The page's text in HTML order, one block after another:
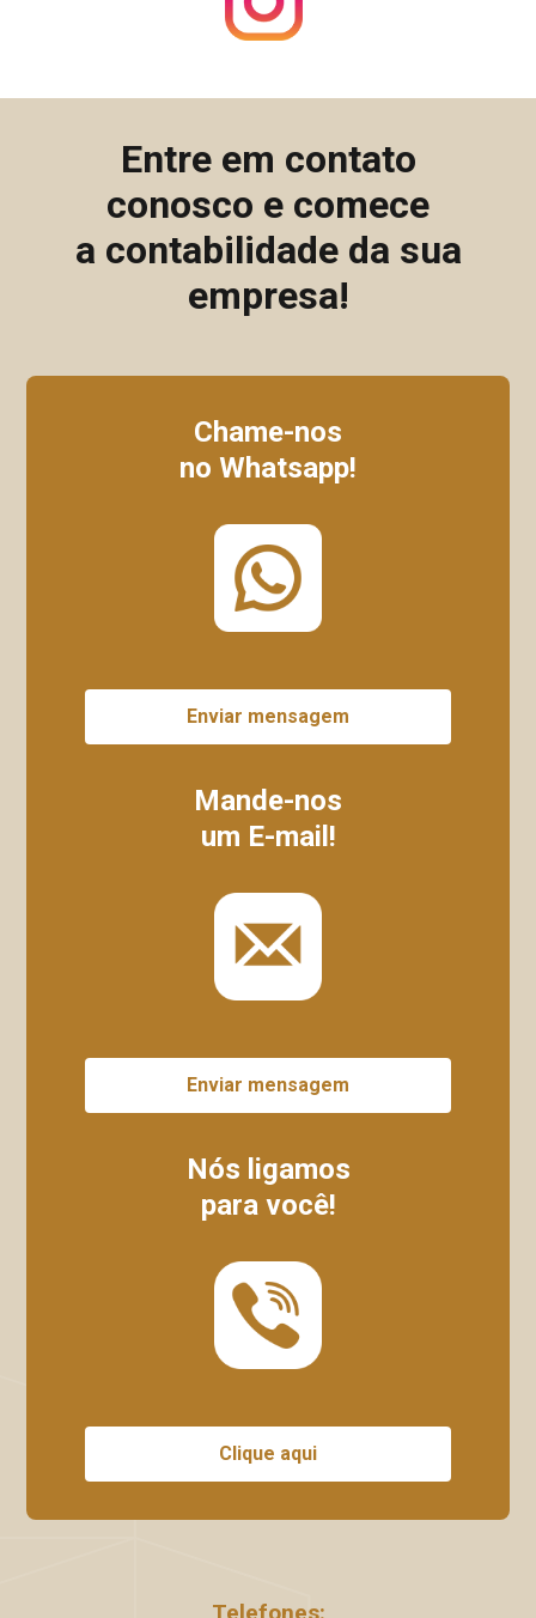
Entre em contato
conosco e comece
a contabilidade da sua
empresa!
Chame-nos
no Whatsapp!
Enviar mensagem
Mande-nos
um E-mail!
Enviar mensagem
Nós ligamos
para você!
Clique aqui
Telefones: